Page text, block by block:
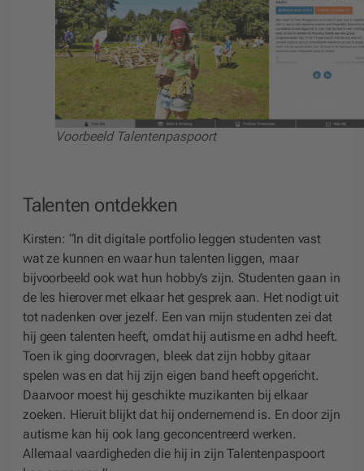
Voorbeeld Talentenpaspoort
Talenten ontdekken
Kirsten: “In dit digitale portfolio leggen studenten vast
wat ze kunnen en waar hun talenten liggen, maar
bijvoorbeeld ook wat hun hobby’s zijn. Studenten gaan in
de les hierover met elkaar het gesprek aan. Het nodigt uit
tot nadenken over jezelf. Een van mijn studenten zei dat
hij geen talenten heeft, omdat hij autisme en adhd heeft.
Toen ik ging doorvragen, bleek dat zijn hobby gitaar
spelen was en dat hij zijn eigen band heeft opgericht.
Daarvoor moest hij geschikte muzikanten bij elkaar
zoeken. Hieruit blijkt dat hij ondernemend is. En door zijn
autisme kan hij ook lang geconcentreerd werken.
Allemaal vaardigheden die hij in zijn Talentenpaspoort